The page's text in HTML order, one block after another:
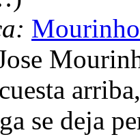
se deja